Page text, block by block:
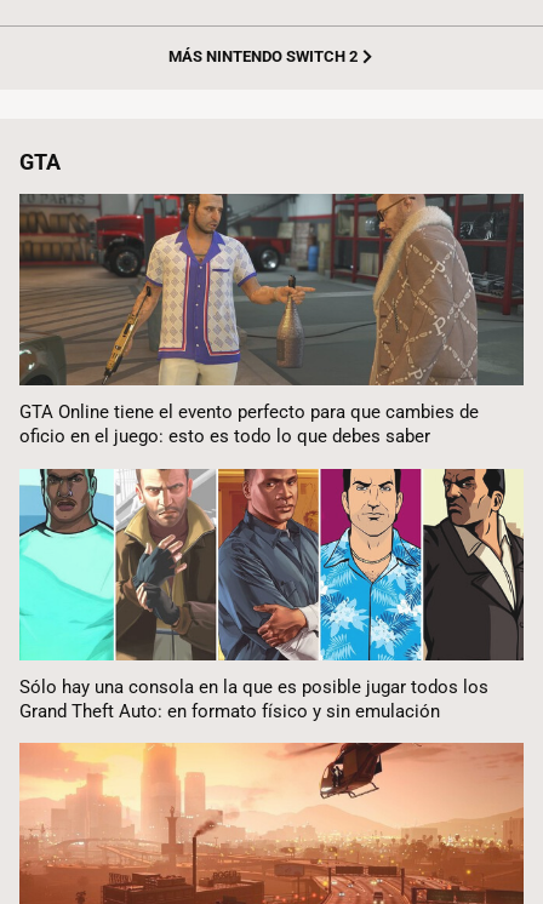
MÁS NINTENDO SWITCH 2
GTA
GTA Online tiene el evento perfecto para que cambies de
oficio en el juego: esto es todo lo que debes saber
Sólo hay una consola en la que es posible jugar todos los
Grand Theft Auto: en formato físico y sin emulación